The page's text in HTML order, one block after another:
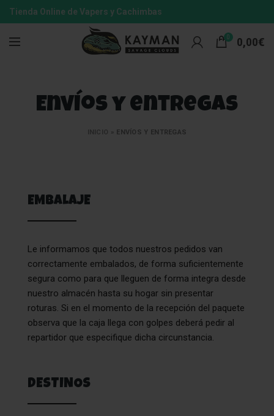
Tienda Online de Vapers y Cachimbas
0 0,00€
Envíos y entregas
» ENVÍOS Y ENTREGAS
EMBALAJE
Le informamos que todos nuestros pedidos van
correctamente embalados, de forma suficientemente
segura como para que lleguen de forma integra desde
nuestro almacén hasta su hogar sin presentar
roturas. Si en el momento de la recepción del paquete
observa que la caja llega con golpes deberá pedir al
repartidor que especifique dicha circunstancia.
DESTINOS